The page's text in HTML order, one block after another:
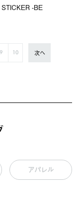
-BE
9 10 次へ
アパレル